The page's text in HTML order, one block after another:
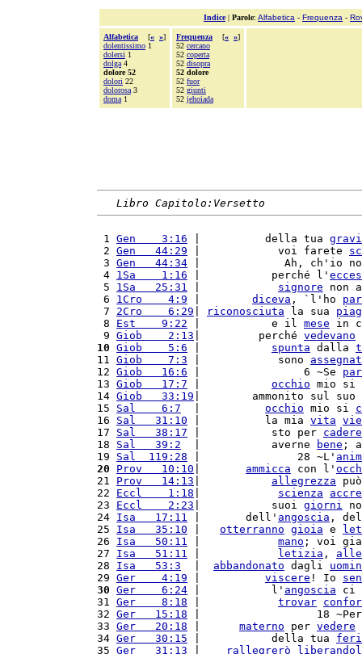
Indice| Parole: Alfabetica - Frequenza -
Alfabetica [« »]
dolentissimo 1
dolersi 1
dolga 4
dolore 52
dolori 22
dolorosa 3
doma 1
Frequenza [« »]
52 cercano
52 coperta
52 disopra
52 dolore
52 fuor
52 giunti
52 jehoiada
Libro Capitolo:Versetto
1 Gen    3:16 |          della tua
2 Gen   44:29 |            voi farete
3 Gen   44:34 |             Ah, ch'io
4 1Sa    1:16 |           perché l'
5 1Sa   25:31 signore non
6 1Cro    4:9 diceva , `l'ho
7 2Cro    6:29 riconosciuta la sua
8 Est    9:22 |           e il mese in
9 Giob    2:13 |         perché vedevano
10 Giob    5:6 spunta dalla
11 Giob    7:3 |            sono
12 Giob   16:6 |                6 ~Se
13 Giob   17:7 occhio mio si
14 Giob   33:19 |        ammonito sul suo
15 Sal    6:7 occhio mio si
16 Sal   31:10 |          la mia vita
17 Sal   38:17 |           sto per cadere
18 Sal   39:2
  |           averne
bene ;
19 Sal  119:28 |               28 ~L'
20
Prov   10:10 ammicca con l'
21 Prov   14:13 allegrezza
22 Eccl    1:18 scienza
23 Eccl    2:23 |           suoi giorni
24 Isa   17:11 |       dell' angoscia ,
25 Isa   35:10 otterranno gioia e
26 Isa   50:11 mano ; voi
27 Isa   51:11 letizia ,
28 Isa   53:3 abbandonato dagli
29 Ger    4:19 viscere ! Io
30 Ger    6:24 |           l' angoscia ci
31 Ger    8:18 trovar
32 Ger   15:18 |                  18
33 Ger   20:18 materno per vedere
34 Ger   30:15 |           della tua
35 Ger   31:13 rallegrerò